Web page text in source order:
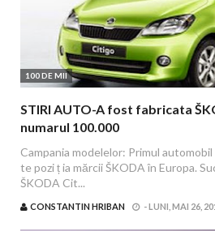
100 DE MII
STIRI AUTO-A fost fabricata
numarul 100.000
Campania modelelor: Primul
te pozi ț ia mărcii ŠKODA în Europa.
ŠKODA Cit...
CONSTANTIN HRIBAN -LUNI, MAI 26,